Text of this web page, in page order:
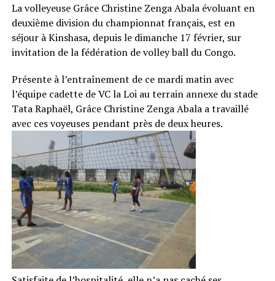
La volleyeuse Grâce Christine Zenga Abala évoluant en
deuxième division du championnat français, est en
séjour à Kinshasa, depuis le dimanche 17 février, sur
invitation de la fédération de volley ball du Congo.
Présente à l’entraînement de ce mardi matin avec
l’équipe cadette de VC la Loi au terrain annexe du stade
Tata Raphaël, Grâce Christine Zenga Abala a travaillé
avec ces voyeuses pendant près de deux heures.